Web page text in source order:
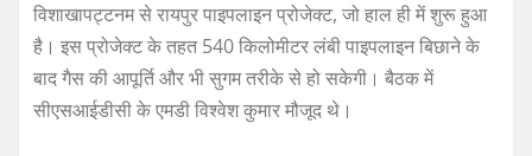
विशाखापट्टनम से रायपुर पाइपलाइन प्रोजेक्ट, जो हाल ही में शुरू हुआ
है। इस प्रोजेक्ट के तहत 540 किलोमीटर लंबी पाइपलाइन बिछाने के
बाद गैस की आपूर्ति और भी सुगम तरीके से हो सकेगी। बैठक में
सीएसआईडीसी के एमडी विश्वेश कुमार मौजूद थे।